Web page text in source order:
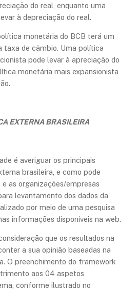
do real, enquanto uma
à depreciação do real.
monetária do BCB terá um
de câmbio. Uma política
pode levar à apreciação do
monetária mais expansionista
EXTERNA BRASILEIRA
é averiguar os principais
brasileira, e como pode
as organizações/empresas
levantamento dos dados da
por meio de uma pesquisa
informações disponíveis na web.
que os resultados na
a sua opinião baseadas na
O preenchimento do framework
aos 04 aspetos
conforme ilustrado no